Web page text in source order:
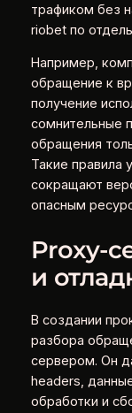
трафиком без
riobet по
Например,
обращение к
получение
сомнительные
обращения
Такие правила
сокращают
опасным
Proxy-
и
В создании
разбора
сервером. Он
headers,
обработки и